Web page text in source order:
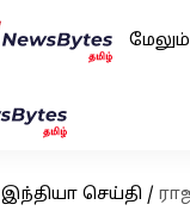
மேலும்
இந்தியா செய்தி / ராஜஸ்தானில்